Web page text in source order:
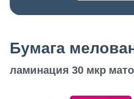
Бумага
ламинация 30 мкр